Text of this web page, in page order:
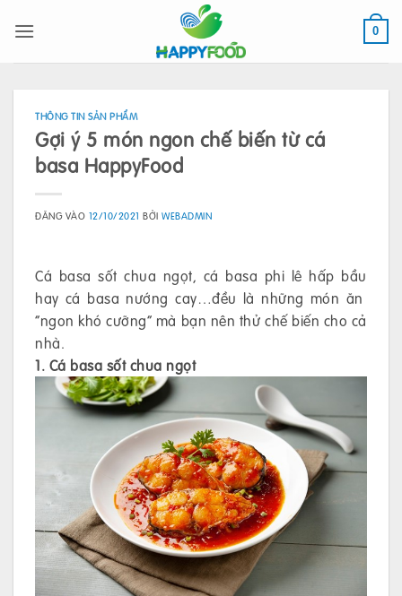
qua
0
THÔNG TIN SẢN PHẨM
Gợi ý 5 món ngon chế biến từ cá
basa HappyFood
ĐĂNG VÀO 12/10/2021 BỞIWEBADMIN
Cá basa sốt chua ngọt, cá basa phi lê hấp bầu
hay cá basa nướng cay…đều là những món ăn
“ngon khó cưỡng” mà bạn nên thử chế biến cho cả
nhà.
1. Cá basa sốt chua ngọt